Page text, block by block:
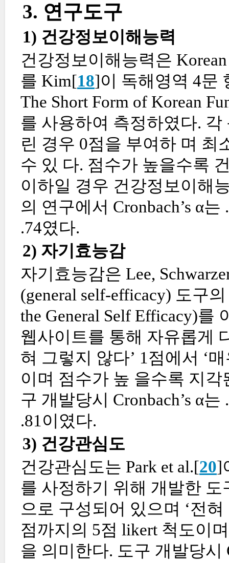
3. 연구도구
1) 건강정보이해능력
건강정보이해능력은
를 Kim[18]이 독해영역 4문
The Short Form of Korean
를 사용하여 측정하였다.
린 경우 0점을 부여하 며 최
수 있 다. 점수가 높을수록
이하일 경우 건강정보이해
의 연구에서 Cronbach’s α
.74였다.
2) 자기효능감
자기효능감은 Lee,
(general self-efficacy) 도구
the General Self Efficacy)를
웹사이트를 통해 자유롭게
혀 그렇지 않다’ 1점에서 ‘
이며 점수가 높 을수록 지
구 개발당시 Cronbach’s α
.81이였다.
3) 건강관심도
건강관심도는 Park et al.[20]
를 사정하기 위해 개발한
으로 구성되어 있으며 ‘전
점까지의 5점 likert 척도이
을 의미한다. 도구 개발당시